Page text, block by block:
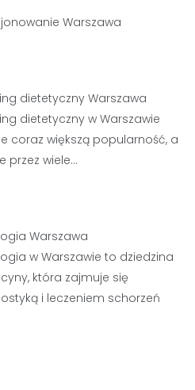
Warszawa
dietetyczny Warszawa
dietetyczny w Warszawie
coraz większą popularność, a
przez wiele…
Warszawa
w Warszawie to dziedzina
która zajmuje się
i leczeniem schorzeń